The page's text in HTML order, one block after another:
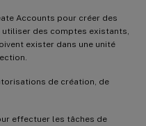
Accounts pour créer des
des comptes existants,
exister dans une unité
de création, de
effectuer les tâches de